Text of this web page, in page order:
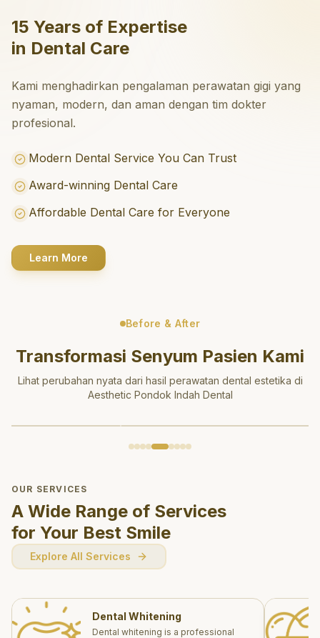
15 Years of Expertise
in Dental Care
Kami menghadirkan pengalaman perawatan gigi yang
nyaman, modern, dan aman dengan tim dokter
profesional.
Modern Dental Service You Can Trust
Award-winning Dental Care
Affordable Dental Care for Everyone
Learn More
Before & After
Transformasi Senyum Pasien Kami
Lihat perubahan nyata dari hasil perawatan dental estetika di
Aesthetic Pondok Indah Dental
OUR SERVICES
A Wide Range of Services
for Your Best Smile
Explore All Services
Dental Whitening
Dental whitening is a professional